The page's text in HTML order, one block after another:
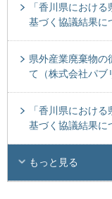
「香川県におけ
基づく協議結果に
県外産業廃棄物の
て（株式会社パブ
「香川県におけ
基づく協議結果に
もっと見る